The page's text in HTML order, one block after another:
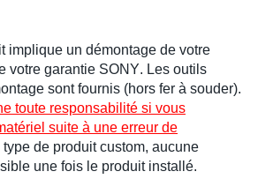
implique un démontage de votre
votre garantie SONY. Les outils
sont fournis (hors fer à souder).
toute responsabilité si vous
suite à une erreur de
type de produit custom, aucune
une fois le produit installé.